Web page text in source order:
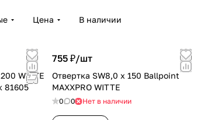
Цена В наличии
WITTE
81605
755 ₽/шт
Отвертка SW8,0 х 150 Ballpoint
MAXXPRO WITTE
0 0 Нет в наличии